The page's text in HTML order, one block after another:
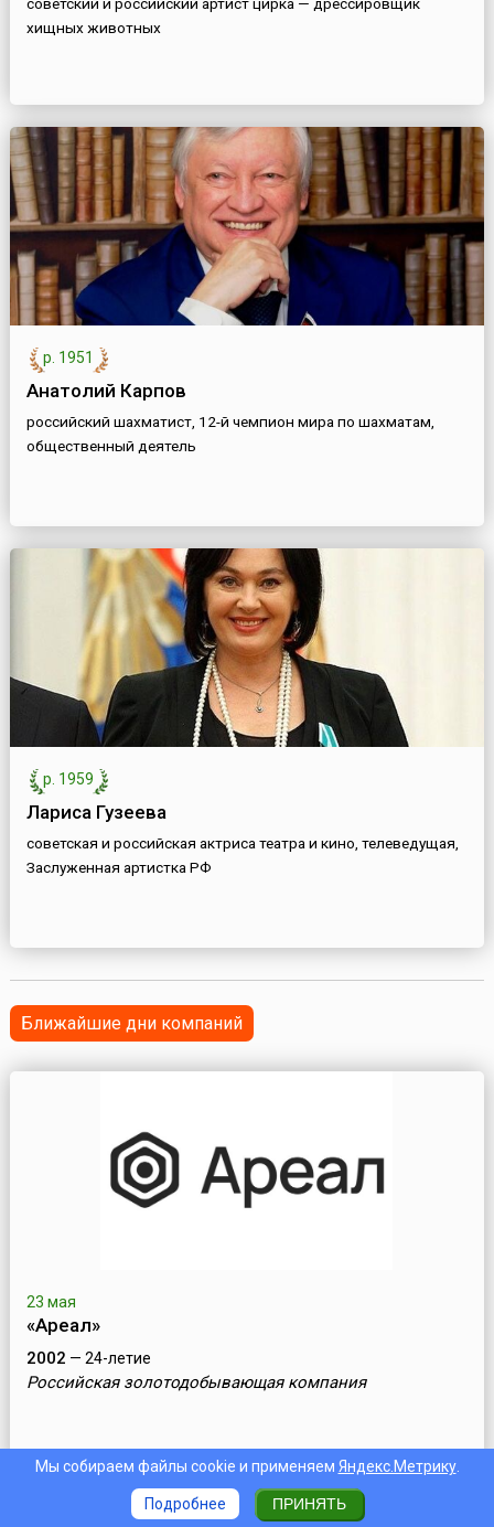
хищных животных
р. 1951
Анатолий Карпов
российский шахматист, 12-й чемпион мира по шахматам,
общественный деятель
р. 1959
Лариса Гузеева
советская и российская актриса театра и кино, телеведущая,
Заслуженная артистка РФ
Ближайшие дни компаний
23 мая
«Ареал»
2002 — 24-летие
Российская золотодобывающая компания
Мы собираем файлы cookie и применяем Яндекс.Метрику.
Подробнее ПРИНЯТЬ